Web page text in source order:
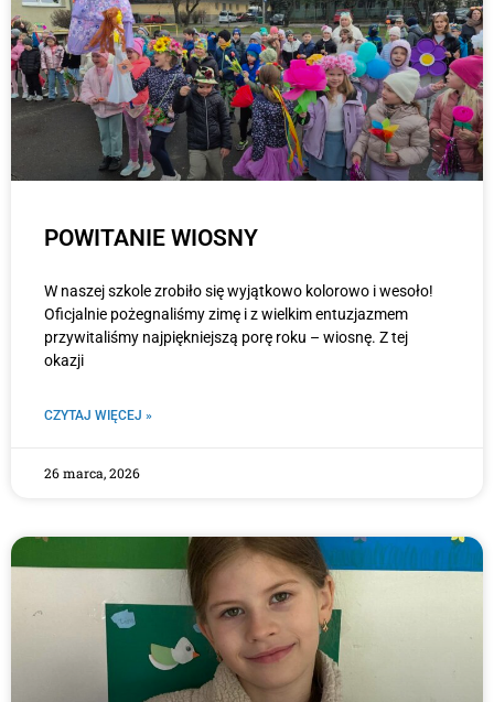
POWITANIE WIOSNY
W naszej szkole zrobiło się wyjątkowo kolorowo i wesoło!
Oficjalnie pożegnaliśmy zimę i z wielkim entuzjazmem
przywitaliśmy najpiękniejszą porę roku – wiosnę. Z tej
okazji
CZYTAJ WIĘCEJ »
26 marca, 2026